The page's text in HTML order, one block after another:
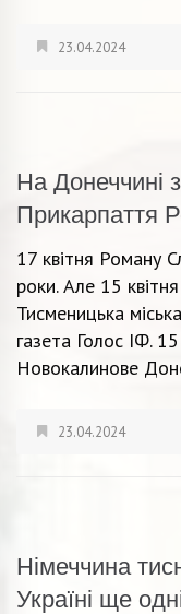
23.04.2024
На Донеччині
Прикарпаття
17 квітня Роману
роки. Але 15
Тисменицька
газета Голос ІФ.
Новокалинове
23.04.2024
Німеччина
Україні ще